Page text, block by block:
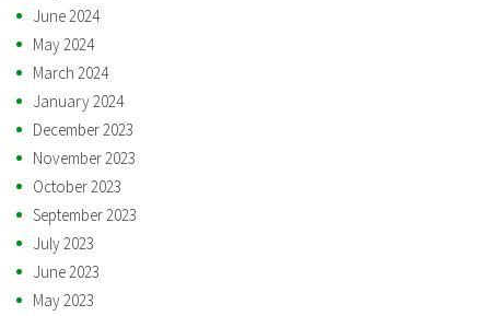
June 2024
May 2024
March 2024
January 2024
December 2023
November 2023
October 2023
September 2023
July 2023
June 2023
May 2023